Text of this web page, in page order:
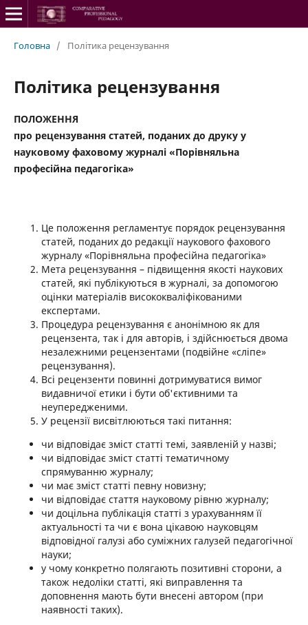
Головна / Політика рецензування
Політика рецензування
ПОЛОЖЕННЯ
про рецензування статей, поданих до друкуу
науковому фаховому журналі «Порівняльна
професійна педагогіка»
Це положення регламентує порядок рецензування
статей, поданих до редакції наукового фахового
журналу «Порівняльна професійна педагогіка»
Мета рецензування – підвищення якості наукових
статей, які публікуються в журналі, за допомогою
оцінки матеріалів висококваліфікованими
експертами.
Процедура рецензування є анонімною як для
рецензента, так і для авторів, і здійснюється двома
незалежними рецензентами (подвійне «сліпе»
рецензування).
Всі рецензенти повинні дотримуватися вимог
видавничої етики і бути об'єктивними та
неупередженими.
У рецензії висвітлюються такі питання:
чи відповідає зміст статті темі, заявленій у назві;
чи відповідає зміст статті тематичному
спрямуванню журналу;
чи має зміст статті певну новизну;
чи відповідає стаття науковому рівню журналу;
чи доцільна публікація статті з урахуванням її
актуальності та чи є вона цікавою науковцям
відповідної галузі або суміжних галузей педагогічної
науки;
у чому конкретно полягають позитивні сторони, а
також недоліки статті, які виправлення та
доповнення мають бути внесені автором (при
наявності таких).